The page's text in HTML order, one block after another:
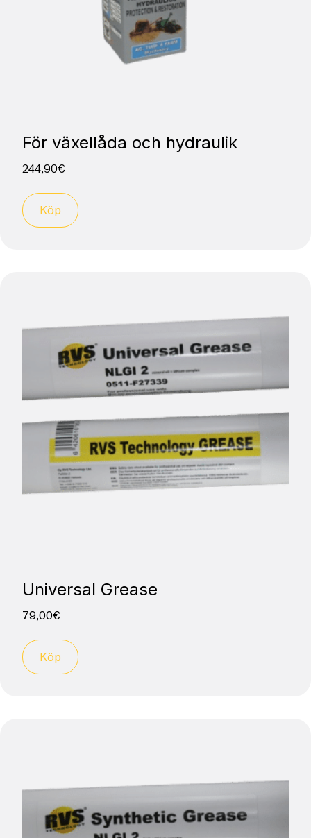
För växellåda och hydraulik
244,90€
Köp
Universal Grease
79,00€
Köp